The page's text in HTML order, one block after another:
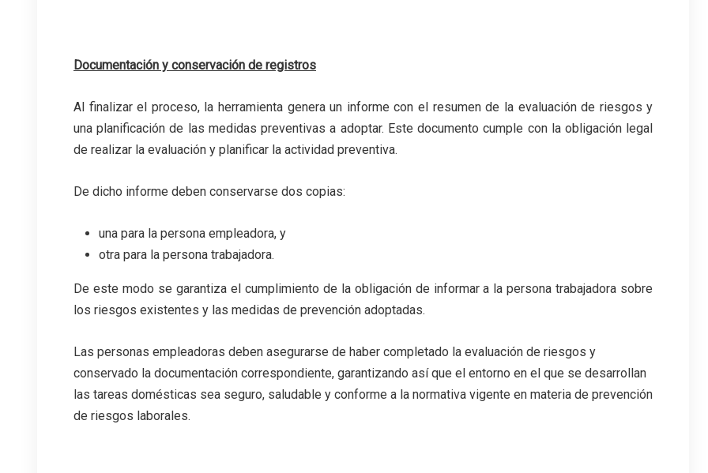
Documentación y conservación de registros
Al finalizar el proceso, la herramienta genera un informe con el resumen de la evaluación de riesgos y
una planificación de las medidas preventivas a adoptar. Este documento cumple con la obligación legal
de realizar la evaluación y planificar la actividad preventiva.
De dicho informe deben conservarse dos copias:
una para la persona empleadora, y
otra para la persona trabajadora.
De este modo se garantiza el cumplimiento de la obligación de informar a la persona trabajadora sobre
los riesgos existentes y las medidas de prevención adoptadas.
Las personas empleadoras deben asegurarse de haber completado la evaluación de riesgos y
conservado la documentación correspondiente, garantizando así que el entorno en el que se desarrollan
las tareas domésticas sea seguro, saludable y conforme a la normativa vigente en materia de prevención
de riesgos laborales.